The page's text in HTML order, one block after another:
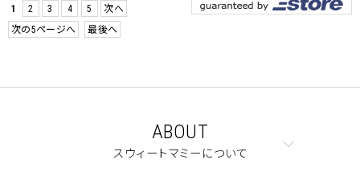
1
2 3 4 5
次へ
次の5ページへ
最後へ
ABOUT
スウィートマミーについて